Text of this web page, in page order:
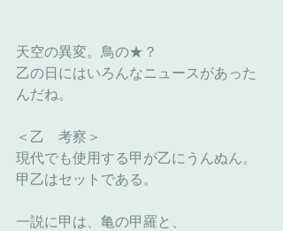
天空の異変。鳥の★？
乙の日にはいろんなニュースがあった
んだね。
＜乙　考察＞
現代でも使用する甲が乙にうんぬん。
甲乙はセットである。
一説に甲は、亀の甲羅と、